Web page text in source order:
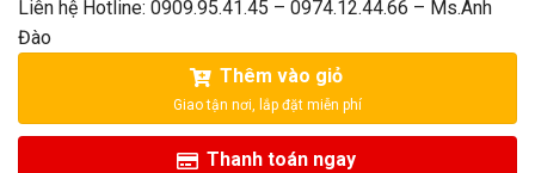
Liên hệ Hotline: 0909.95.41.45 – 0974.12.44.66 – Ms.Anh
Đào
Thêm vào giỏ
Thanh toán ngay